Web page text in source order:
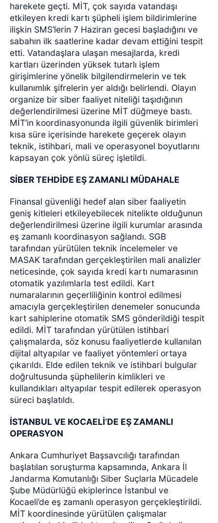
harekete geçti. MİT, çok sayıda vatandaşı
etkileyen kredi kartı şüpheli işlem bildirimlerine
ilişkin SMS’lerin 7 Haziran gecesi başladığını ve
sabahın ilk saatlerine kadar devam ettiğini tespit
etti. Vatandaşlara ulaşan mesajlarda, kredi
kartları üzerinden yüksek tutarlı işlem
girişimlerine yönelik bilgilendirmelerin ve tek
kullanımlık şifrelerin yer aldığı belirlendi. Olayın
organize bir siber faaliyet niteliği taşıdığının
değerlendirilmesi üzerine MİT düğmeye bastı.
MİT’in koordinasyonunda ilgili güvenlik birimleri
kısa süre içerisinde harekete geçerek olayın
teknik, istihbari, mali ve operasyonel boyutlarını
kapsayan çok yönlü süreç işletildi.
SİBER TEHDİDE EŞ ZAMANLI MÜDAHALE
Finansal güvenliği hedef alan siber faaliyetin
geniş kitleleri etkileyebilecek nitelikte olduğunun
değerlendirilmesi üzerine ilgili kurumlar arasında
eş zamanlı koordinasyon sağlandı. SGB
tarafından yürütülen teknik incelemeler ve
MASAK tarafından gerçekleştirilen mali analizler
neticesinde, çok sayıda kredi kartı numarasının
otomatik yazılımlarla test edildi. Kart
numaralarının geçerliliğinin kontrol edilmesi
amacıyla gerçekleştirilen denemeler sonucunda
kart sahiplerine otomatik SMS gönderildiği tespit
edildi. MİT tarafından yürütülen istihbari
çalışmalarda, söz konusu faaliyetlerde kullanılan
dijital altyapılar ve faaliyet yöntemleri ortaya
çıkarıldı. Elde edilen teknik ve istihbari bulgular
doğrultusunda şüphelilerin kimlikleri ve
kullandıkları altyapılar tespit edilerek operasyon
süreci başlatıldı.
İSTANBUL VE KOCAELİ’DE EŞ ZAMANLI
OPERASYON
Ankara Cumhuriyet Başsavcılığı tarafından
başlatılan soruşturma kapsamında, Ankara İl
Jandarma Komutanlığı Siber Suçlarla Mücadele
Şube Müdürlüğü ekiplerince İstanbul ve
Kocaeli’de eş zamanlı operasyon gerçekleştirildi.
MİT koordinesinde yürütülen çalışmalar